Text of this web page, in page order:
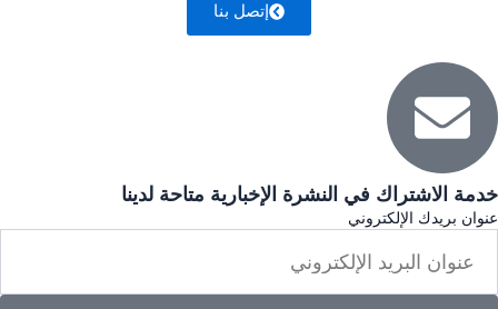
إتصل بنا
خدمة الاشتراك في النشرة الإخبارية متاحة لدينا
عنوان بريدك الإلكتروني